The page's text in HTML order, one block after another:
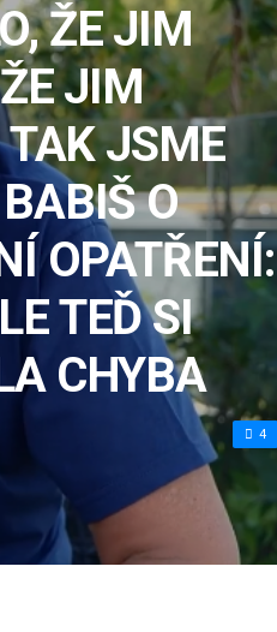
ŽE JIM
JIM
JSME
O
OPATŘENÍ:
TEĎ SI
CHYBA
4